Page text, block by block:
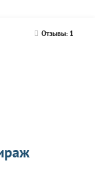
Отзывы: 1